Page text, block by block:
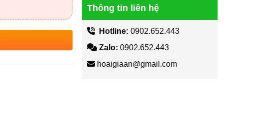
Thông tin liên hệ
Hotline: 0902.652.443
Zalo: 0902.652.443
hoaigiaan@gmail.com